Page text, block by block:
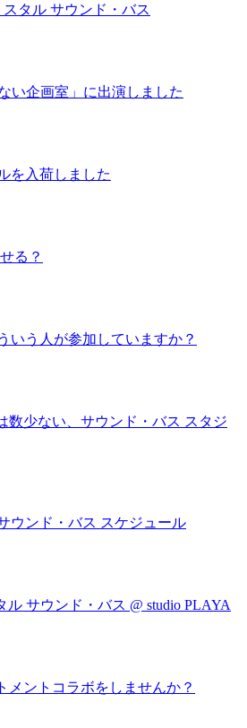
タル サウンド・バス
い企画室」に出演しました
を入荷しました
る？
いう人が参加していますか？
数少ない、サウンド・バス スタジ
ウンド・バス スケジュール
ル サウンド・バス @ studio PLAYA
メントコラボをしませんか？